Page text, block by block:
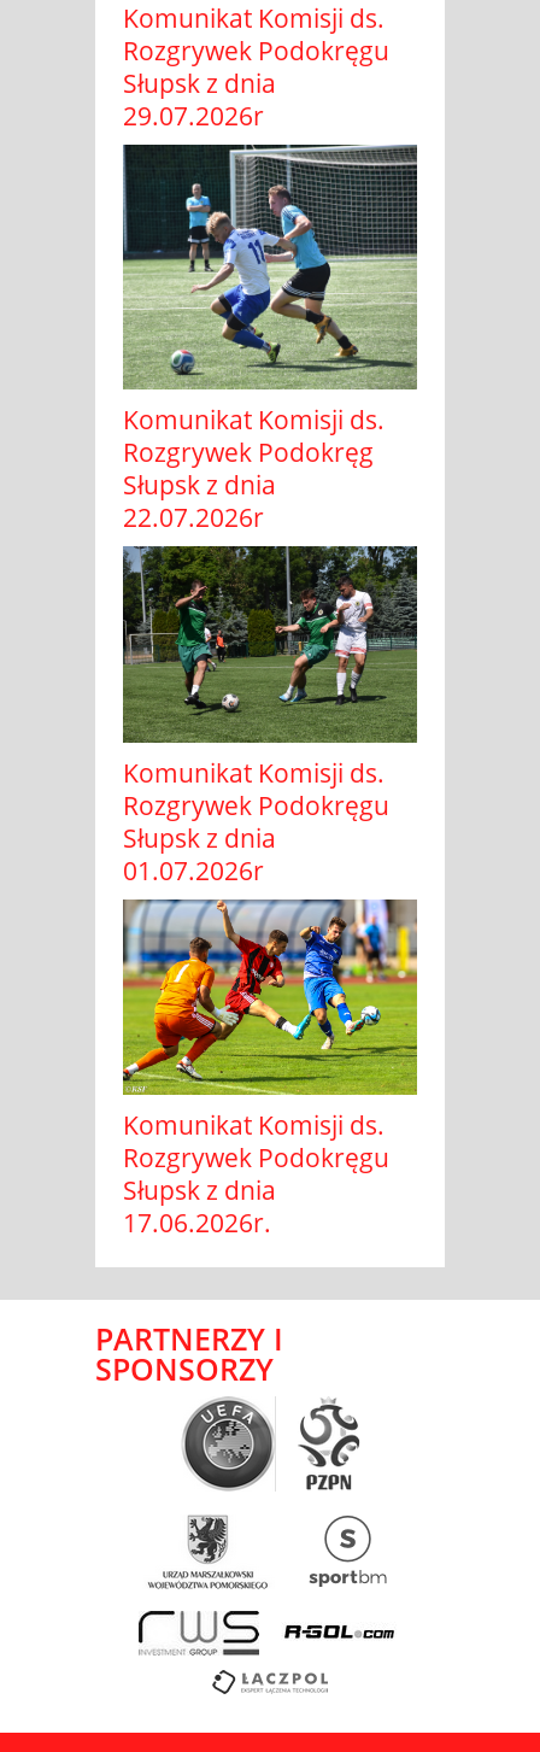
Komunikat Komisji ds.
Rozgrywek Podokręgu
Słupsk z dnia
29.07.2026r
Komunikat Komisji ds.
Rozgrywek Podokręg
Słupsk z dnia
22.07.2026r
Komunikat Komisji ds.
Rozgrywek Podokręgu
Słupsk z dnia
01.07.2026r
Komunikat Komisji ds.
Rozgrywek Podokręgu
Słupsk z dnia
17.06.2026r.
PARTNERZY I
SPONSORZY